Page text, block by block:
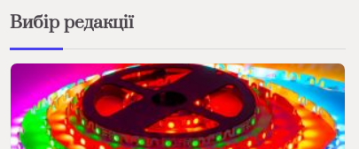
Вибір редакції